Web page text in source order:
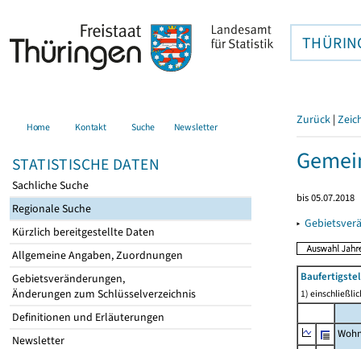
Home Kontakt Suche Newsletter
STATISTISCHE DATEN
Sachliche Suche
Regionale Suche
Kürzlich bereitgestellte Daten
Allgemeine Angaben, Zuordnungen
Gebietsveränderungen,
Änderungen zum Schlüsselverzeichnis
Definitionen und Erläuterungen
Newsletter
Zurück |
bis 05.07.2018
▸
1)